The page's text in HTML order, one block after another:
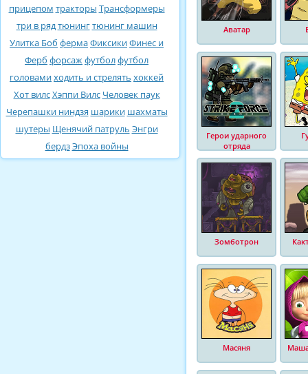
прицепом тракторы Трансформеры
три в рядтюнингтюнинг машин
Улитка Боб фермаФиксикиФинес и
Ферб форсажфутболфутбол
головамиходить и стрелять хоккей
Хот вилсХэппи Вилс Человек паук
Черепашки ниндзя шарики шахматы
шутеры Щенячий патруль Энгри
бердзЭпоха войны
Аватар
Герои ударного
отряда
Зомботрон
Масяня